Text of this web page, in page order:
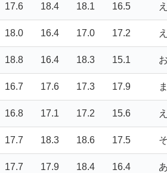
17.6 18.4 18.1 16.5
18.0 16.4 17.0 17.2
18.8 16.4 18.3 15.1
16.7 17.6 17.3 17.9
16.8 17.1 17.2 15.6
17.7 18.3 18.6 17.5
17.7 17.9 18.4 16.4